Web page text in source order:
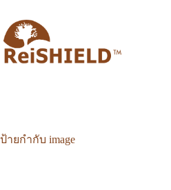
ป้ายกำกับ image